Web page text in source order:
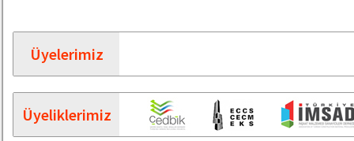
Üyelerimiz
Üyeliklerimiz